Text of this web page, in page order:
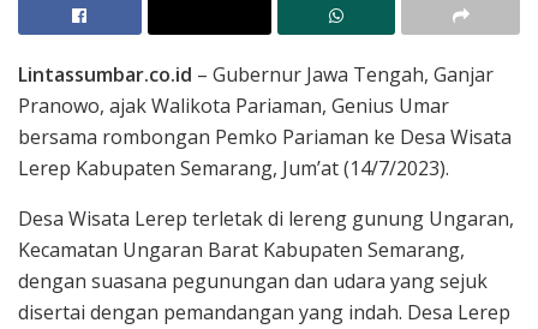
Lintassumbar.co.id – Gubernur Jawa Tengah, Ganjar
Pranowo, ajak Walikota Pariaman, Genius Umar
bersama rombongan Pemko Pariaman ke Desa Wisata
Lerep Kabupaten Semarang, Jum’at (14/7/2023).
Desa Wisata Lerep terletak di lereng gunung Ungaran,
Kecamatan Ungaran Barat Kabupaten Semarang,
dengan suasana pegunungan dan udara yang sejuk
disertai dengan pemandangan yang indah. Desa Lerep